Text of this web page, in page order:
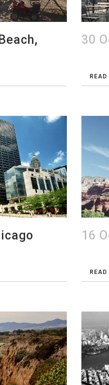
30
READ
16
READ